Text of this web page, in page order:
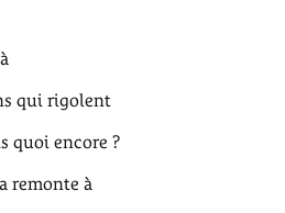
qui rigolent
quoi encore ?
remonte à